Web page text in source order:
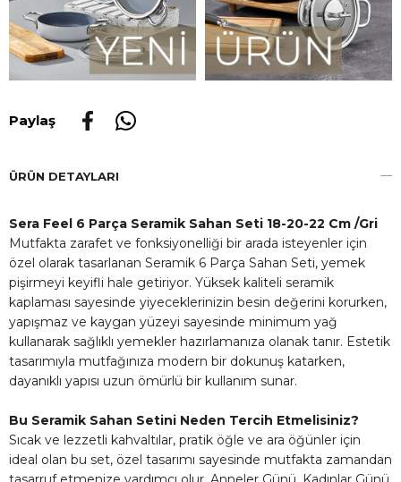
Paylaş
ÜRÜN DETAYLARI
Sera Feel 6 Parça Seramik Sahan Seti 18-20-22 Cm /Gri
Mutfakta zarafet ve fonksiyonelliği bir arada isteyenler için
özel olarak tasarlanan Seramik 6 Parça Sahan Seti, yemek
pişirmeyi keyifli hale getiriyor. Yüksek kaliteli seramik
kaplaması sayesinde yiyeceklerinizin besin değerini korurken,
yapışmaz ve kaygan yüzeyi sayesinde minimum yağ
kullanarak sağlıklı yemekler hazırlamanıza olanak tanır. Estetik
tasarımıyla mutfağınıza modern bir dokunuş katarken,
dayanıklı yapısı uzun ömürlü bir kullanım sunar.
Bu Seramik Sahan Setini Neden Tercih Etmelisiniz?
Sıcak ve lezzetli kahvaltılar, pratik öğle ve ara öğünler için
ideal olan bu set, özel tasarımı sayesinde mutfakta zamandan